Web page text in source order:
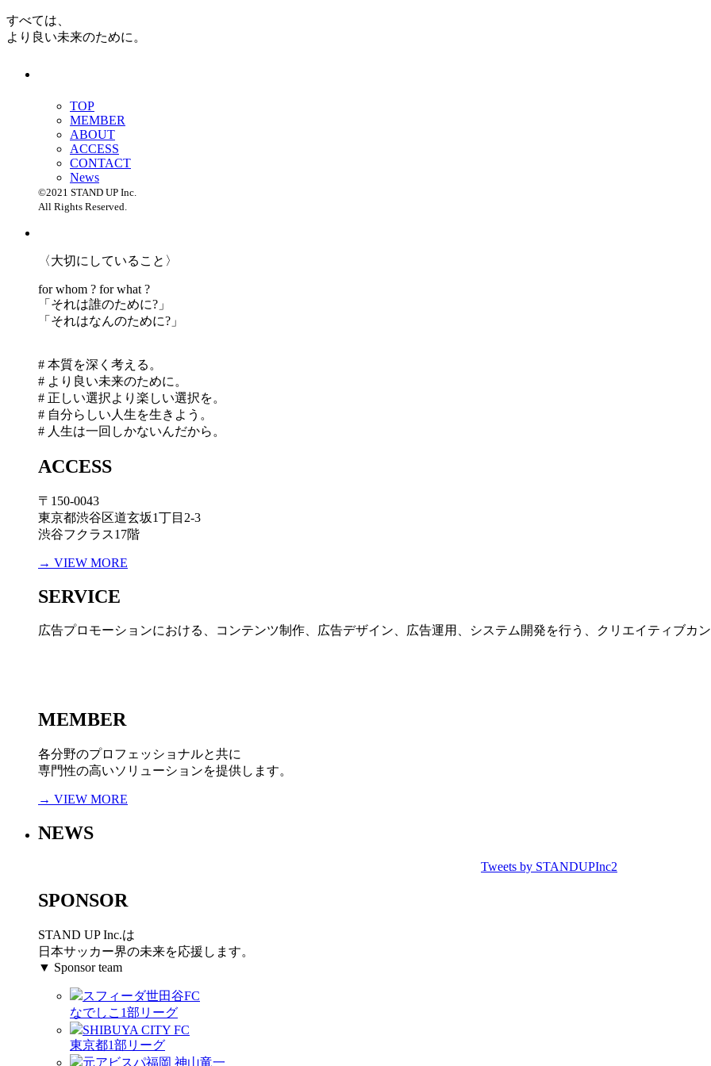
すべては、
より良い未来のために。
TOP
MEMBER
ABOUT
ACCESS
CONTACT
News
©2021 STAND UP Inc.
All Rights Reserved.
〈大切にしていること〉
for whom ? for what ?
「 それは誰のために?」
「 それはなんのために?」
# 本質を深く考える。
# より良い未来のために。
# 正しい選択より楽しい選択を。
# 自分らしい人生を生きよう。
# 人生は一回しかないんだから。
ACCESS
〒150-0043
東京都渋谷区道玄坂1丁目2-3
渋谷フクラス17階
→ VIEW MORE
SERVICE
広告プロモーションにおける、コンテンツ制作、広告デザイン、広告運用、システム開発を行う、 クリエイティブカ
MEMBER
各分野のプロフェッショナルと共に
専門性の高いソリューションを提供します。
→ VIEW MORE
NEWS
Tweets by STANDUPInc2
SPONSOR
STAND UP Inc.は
日本サッカー界の未来を応援します。
▼ Sponsor team
スフィーダ世田谷FC
なでしこ1部リーグ
SHIBUYA CITY FC
東京都1部リーグ
元アビスパ福岡 神山竜一